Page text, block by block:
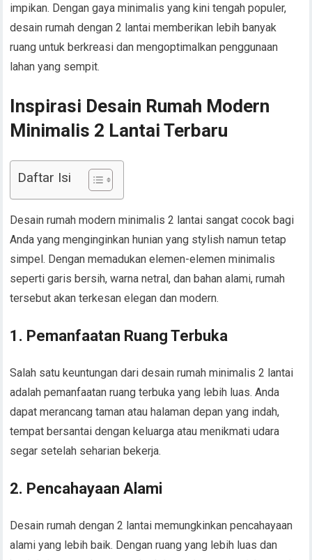
impikan. Dengan gaya minimalis yang kini tengah populer,
desain rumah dengan 2 lantai memberikan lebih banyak
ruang untuk berkreasi dan mengoptimalkan penggunaan
lahan yang sempit.
Inspirasi Desain Rumah Modern
Minimalis 2 Lantai Terbaru
Daftar Isi
Desain rumah modern minimalis 2 lantai sangat cocok bagi
Anda yang menginginkan hunian yang stylish namun tetap
simpel. Dengan memadukan elemen-elemen minimalis
seperti garis bersih, warna netral, dan bahan alami, rumah
tersebut akan terkesan elegan dan modern.
1. Pemanfaatan Ruang Terbuka
Salah satu keuntungan dari desain rumah minimalis 2 lantai
adalah pemanfaatan ruang terbuka yang lebih luas. Anda
dapat merancang taman atau halaman depan yang indah,
tempat bersantai dengan keluarga atau menikmati udara
segar setelah seharian bekerja.
2. Pencahayaan Alami
Desain rumah dengan 2 lantai memungkinkan pencahayaan
alami yang lebih baik. Dengan ruang yang lebih luas dan